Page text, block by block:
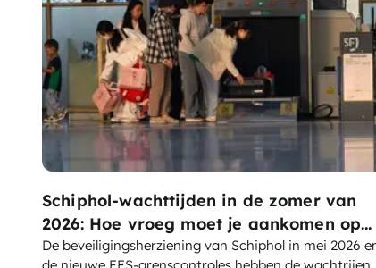
Schiphol-wachttijden in de zomer van
2026: Hoe vroeg moet je aankomen op
Amsterdam Airport
De beveiligingsherziening van Schiphol in mei 2026